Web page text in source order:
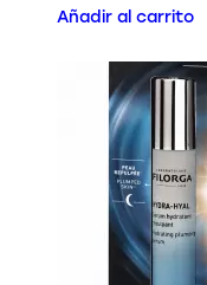
Añadir al carrito